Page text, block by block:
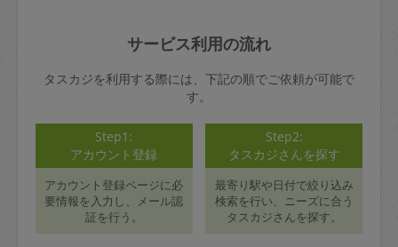
サービス利用の流れ
タスカジを利用する際には、下記の順でご依頼が可能で
す。
Step1:
アカウント登録
アカウント登録ページに必
要情報を入力し、メール認
証を行う。
Step2:
タスカジさんを探す
最寄り駅や日付で絞り込み
検索を行い、ニーズに合う
タスカジさんを探す。